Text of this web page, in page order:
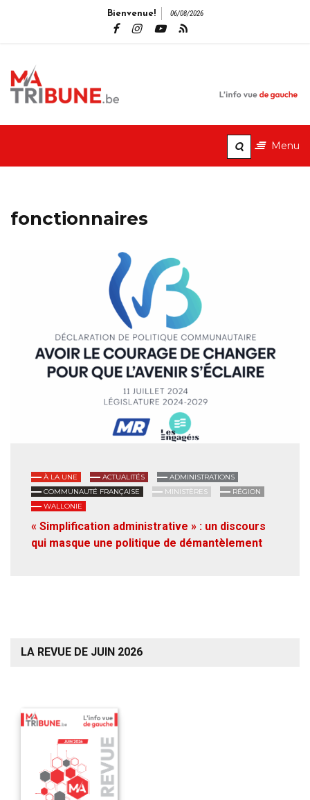
Bienvenue! 06/08/2026
Menu
fonctionnaires
À LA UNE ACTUALITÉS
ADMINISTRATIONS
COMMUNAUTÉ FRANÇAISE
MINISTÈRES
RÉGION
WALLONIE
« Simplification administrative » : un discours
qui masque une politique de démantèlement
LA REVUE DE JUIN 2026